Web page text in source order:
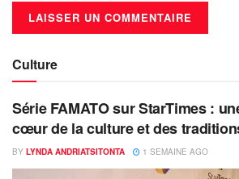
Culture
Série FAMATO sur StarTimes :
cœur de la culture et des
BY LYNDA ANDRIATSITONTA 1 SEMAINE AGO